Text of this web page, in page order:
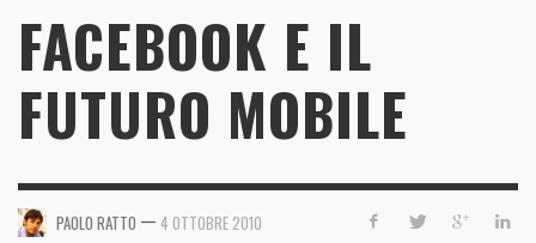
FACEBOOK E IL
FUTURO MOBILE
PAOLO RATTO — 4 OTTOBRE 2010